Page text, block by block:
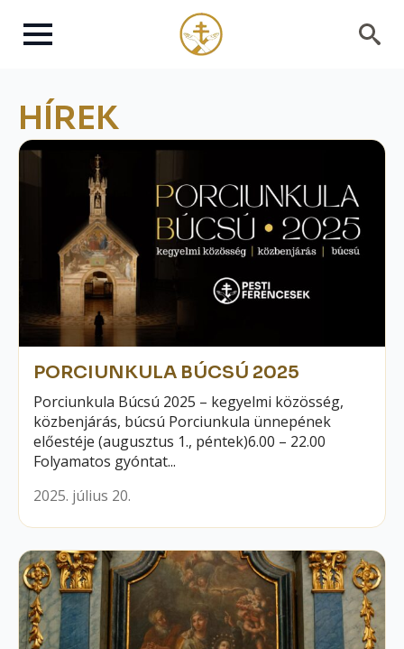
HÍREK
PORCIUNKULA BÚCSÚ 2025
Porciunkula Búcsú 2025 – kegyelmi közösség,
közbenjárás, búcsú Porciunkula ünnepének
előestéje (augusztus 1., péntek)6.00 – 22.00
Folyamatos gyóntat...
2025. július 20.